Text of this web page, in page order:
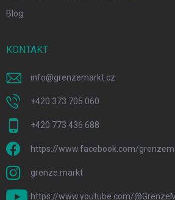
Blog
KONTAKT
info@grenzemarkt.cz
+420 373 705 060
+420 773 436 688
https://www.facebook.com/
grenze.markt
https://www.youtube.com/